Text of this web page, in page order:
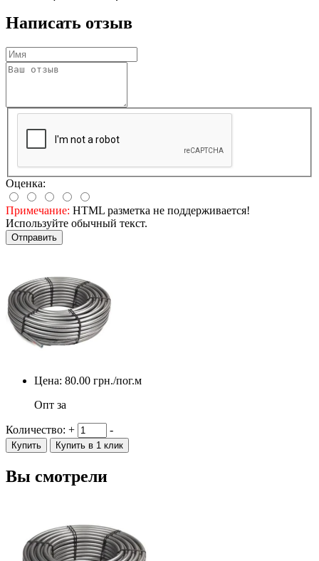
Написать отзыв
Оценка:
Примечание: HTML разметка не поддерживается!
Используйте обычный текст.
Отправить
Цена: 80.00 грн./пог.м
Опт за
Количество: + -
Купить Купить в 1 клик
Вы смотрели